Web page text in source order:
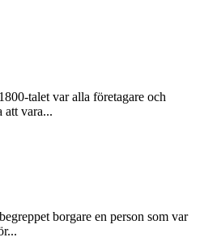
talet var alla företagare och
att vara...
borgare en person som var